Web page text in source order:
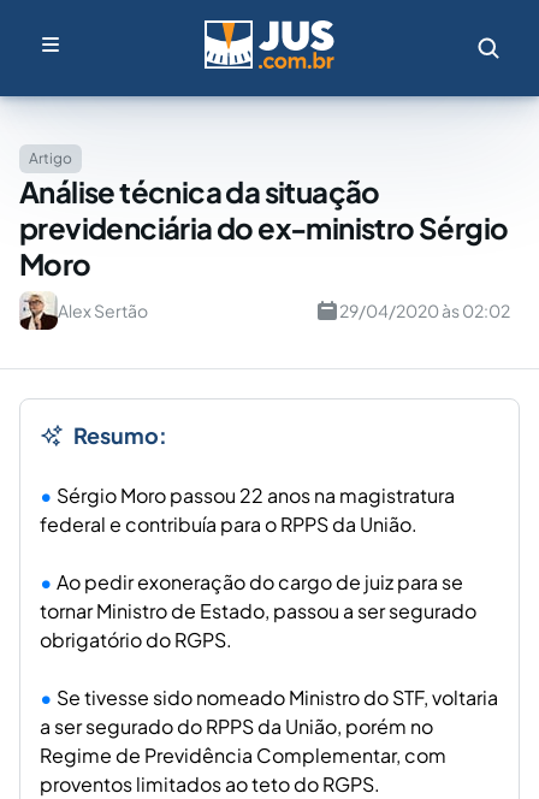
Artigo
Análise técnica da situação
previdenciária do ex-ministro Sérgio
Moro
Alex Sertão 29/04/2020 às 02:02
Resumo:
Sérgio Moro passou 22 anos na magistratura
federal e contribuía para o RPPS da União.
Ao pedir exoneração do cargo de juiz para se
tornar Ministro de Estado, passou a ser segurado
obrigatório do RGPS.
Se tivesse sido nomeado Ministro do STF, voltaria
a ser segurado do RPPS da União, porém no
Regime de Previdência Complementar, com
proventos limitados ao teto do RGPS.